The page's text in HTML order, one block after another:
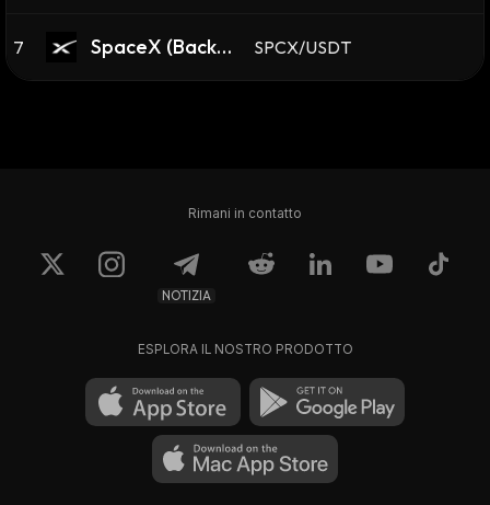
7
SpaceX (Backpa
ck Securities)
SPCX/USDT
Rimani in contatto
NOTIZIA
ESPLORA IL NOSTRO PRODOTTO